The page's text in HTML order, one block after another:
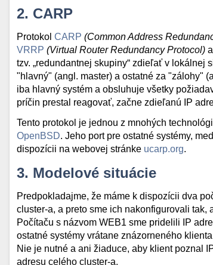
2. CARP
Protokol CARP (Common Address
VRRP (Virtual Router Redundancy Protocol) a
tzv. „redundantnej skupiny“ zdieľať v lokálnej
"hlavný" (angl. master) a ostatné za "zálohy"
iba hlavný systém a obsluhuje všetky
príčin prestal reagovať, začne zdieľanú IP
Tento protokol je jednou z mnohých
OpenBSD. Jeho port pre ostatné systémy,
dispozícii na webovej stránke ucarp.org.
3. Modelové situácie
Predpokladajme, že máme k dispozícii dva
cluster-a, a preto sme ich nakonfigurovali
Počítaču s názvom WEB1 sme pridelili IP
ostatné systémy vrátane znázorneného
Nie je nutné a ani žiaduce, aby klient poznal
adresu celého cluster-a.